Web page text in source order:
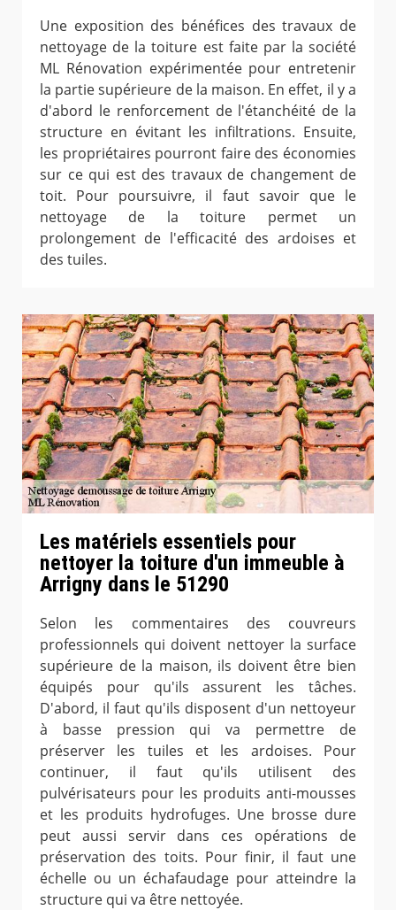
Une exposition des bénéfices des travaux de
nettoyage de la toiture est faite par la société
ML Rénovation expérimentée pour entretenir
la partie supérieure de la maison. En effet, il y a
d'abord le renforcement de l'étanchéité de la
structure en évitant les infiltrations. Ensuite,
les propriétaires pourront faire des économies
sur ce qui est des travaux de changement de
toit. Pour poursuivre, il faut savoir que le
nettoyage de la toiture permet un
prolongement de l'efficacité des ardoises et
des tuiles.
Les matériels essentiels pour
nettoyer la toiture d'un immeuble à
Arrigny dans le 51290
Selon les commentaires des couvreurs
professionnels qui doivent nettoyer la surface
supérieure de la maison, ils doivent être bien
équipés pour qu'ils assurent les tâches.
D'abord, il faut qu'ils disposent d'un nettoyeur
à basse pression qui va permettre de
préserver les tuiles et les ardoises. Pour
continuer, il faut qu'ils utilisent des
pulvérisateurs pour les produits anti-mousses
et les produits hydrofuges. Une brosse dure
peut aussi servir dans ces opérations de
préservation des toits. Pour finir, il faut une
échelle ou un échafaudage pour atteindre la
structure qui va être nettoyée.